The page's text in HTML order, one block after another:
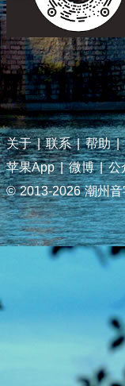
关于 | 联系 | 帮助 |
苹果App | 微博 | 公
© 2013-2026 潮州